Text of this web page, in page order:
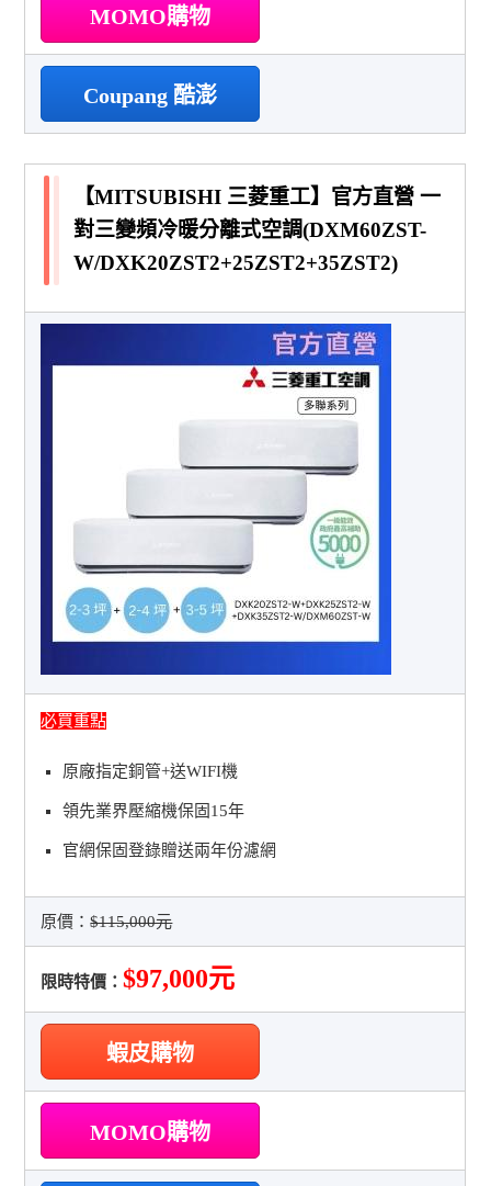
MOMO購物
Coupang 酷澎
【MITSUBISHI 三菱重工】官方直營 一
對三變頻冷暖分離式空調(DXM60ZST-
W/DXK20ZST2+25ZST2+35ZST2)
必買重點
原廠指定銅管+送WIFI機
領先業界壓縮機保固15年
官網保固登錄贈送兩年份濾網
原價：$115,000元
限時特價：$97,000元
蝦皮購物
MOMO購物